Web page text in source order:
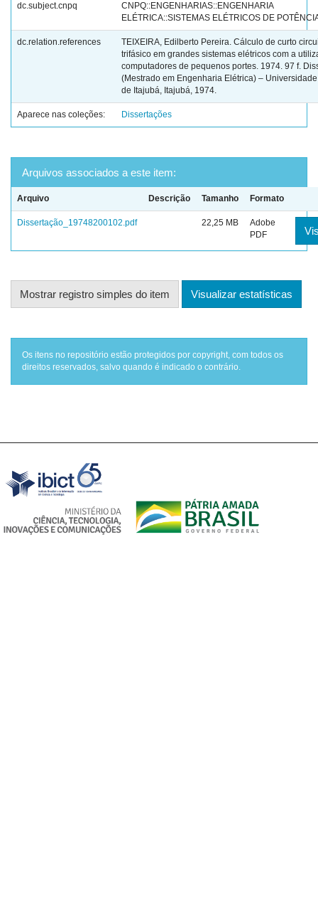
dc.subject.cnpq
CNPQ::ENGENHARIAS::ENGENHARIA
ELÉTRICA::SISTEMAS ELÉTRICOS DE
dc.relation.references
TEIXEIRA, Edilberto Pereira. Cálculo de curto
trifásico em grandes sistemas elétricos com a
computadores de pequenos portes. 1974. 97 f.
(Mestrado em Engenharia Elétrica) –
de Itajubá, Itajubá, 1974.
Aparece nas coleções: Dissertações
Arquivos associados a este item:
Arquivo Descrição Tamanho Formato
Dissertação_19748200102.pdf 22,25 MB
Adobe
PDF
Mostrar registro simples do item Visualizar estatísticas
Os itens no repositório estão protegidos por copyright, com todos os
direitos reservados, salvo quando é indicado o contrário.